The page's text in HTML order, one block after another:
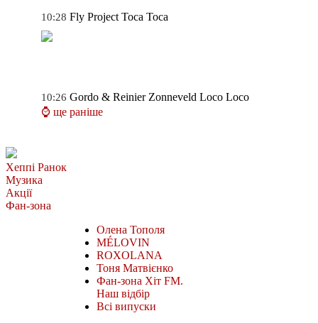
10:28 Fly Project Toca Toca
10:26 Gordo & Reinier Zonneveld Loco Loco
⌚ ще раніше
Хеппі Ранок
Музика
Акції
Фан-зона
Олена Тополя
MÉLOVIN
ROXOLANA
Тоня Матвієнко
Фан-зона Хіт FM.
Наш відбір
Всі випуски